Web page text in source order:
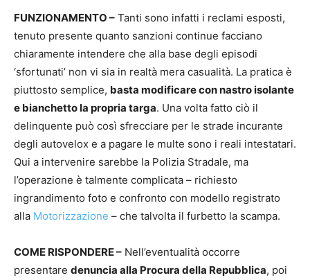
FUNZIONAMENTO – Tanti sono infatti i reclami esposti,
tenuto presente quanto sanzioni continue facciano
chiaramente intendere che alla base degli episodi
‘sfortunati’ non vi sia in realtà mera casualità. La pratica è
piuttosto semplice, basta modificare con nastro isolante
e bianchetto la propria targa. Una volta fatto ciò il
delinquente può così sfrecciare per le strade incurante
degli autovelox e a pagare le multe sono i reali intestatari.
Qui a intervenire sarebbe la Polizia Stradale, ma
l’operazione è talmente complicata – richiesto
ingrandimento foto e confronto con modello registrato
alla Motorizzazione – che talvolta il furbetto la scampa.
COME RISPONDERE – Nell’eventualità occorre
presentare denuncia alla Procura della Repubblica, poi